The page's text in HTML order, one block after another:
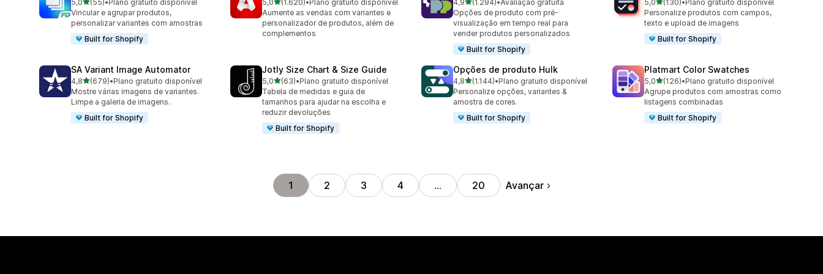
5,0 (55)
55 avaliações ao todo
• Plano gratuito disponível
Vincular e agrupar produtos,
personalizar variantes com amostras
Built for Shopify
5,0 (1.620)
1620 avaliações ao todo
• Plano gratuito disponível
Aumente as vendas com variantes e
personalizador de produtos, além de
complementos
4,9 (1.294)
1294 avaliações ao todo
•Avaliação gratuita
Opções de produto com pré-
visualização em tempo real para
vender produtos personalizados
Built for Shopify
5,0 (130)
130 avaliações ao todo
• Plano gratuito disponível
Personalize produtos com campos,
texto e upload de imagens
Built for Shopify
SA Variant Image Automator
4,8de 5 estrelas
(679)
679 avaliações ao todo
•Plano gratuito disponível
Mostre várias imagens de variantes.
Limpe a galeria de imagens.
Built for Shopify
Jotly Size Chart & Size Guide
5,0de 5 estrelas
(63)
63 avaliações ao todo
•Plano gratuito disponível
Tabela de medidas e guia de
tamanhos para ajudar na escolha e
reduzir devoluções
Built for Shopify
Opções de produto Hulk
4,8de 5 estrelas
(1.144)
1144 avaliações ao todo
•Plano gratuito disponível
Personalize opções, variantes &
amostra de cores.
Built for Shopify
Platmart Color Swatches
5,0de 5 estrelas
(126)
126 avaliações ao todo
•Plano gratuito disponível
Agrupe produtos com amostras como
listagens combinadas
Built for Shopify
1 2 3 4 … 20 Avançar